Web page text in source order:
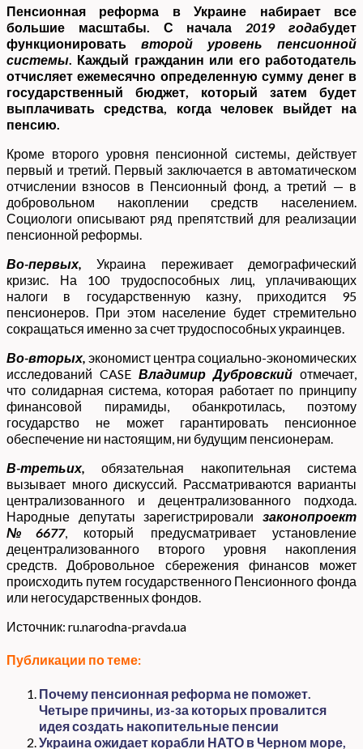
Пенсионная реформа в Украине набирает все
большие масштабы. С начала2019 годабудет
функционировать второй уровень пенсионной
системы. Каждый гражданин или его работодатель
отчисляет ежемесячно определенную сумму денег в
государственный бюджет, который затем будет
выплачивать средства, когда человек выйдет на
пенсию.
Кроме второго уровня пенсионной системы, действует
первый и третий. Первый заключается в автоматическом
отчислении взносов в Пенсионный фонд, а третий — в
добровольном накоплении средств населением.
Социологи описывают ряд препятствий для реализации
пенсионной реформы.
Во-первых, Украина переживает демографический
кризис. На 100 трудоспособных лиц, уплачивающих
налоги в государственную казну, приходится 95
пенсионеров. При этом население будет стремительно
сокращаться именно за счет трудоспособных украинцев.
Во-вторых, экономист центра социально-экономических
исследований CASE ВладимирДубровский отмечает,
что солидарная система, которая работает по принципу
финансовой пирамиды, обанкротилась, поэтому
государство не может гарантировать пенсионное
обеспечение ни настоящим, ни будущим пенсионерам.
В-третьих, обязательная накопительная система
вызывает много дискуссий. Рассматриваются варианты
централизованного и децентрализованного подхода.
Народные депутаты зарегистрировали законопроект
№6677, который предусматривает установление
децентрализованного второго уровня накопления
средств. Добровольное сбережения финансов может
происходить путем государственного Пенсионного фонда
или негосударственных фондов.
Источник: ru.narodna-pravda.ua
Публикации по теме:
Почему пенсионная реформа не поможет.
Четыре причины, из-за которых провалится
идея создать накопительные пенсии
Украина ожидает корабли НАТО в Черном море,